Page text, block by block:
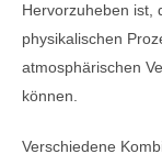
Hervorzuheben ist,
physikalischen
atmosphärischen
können.
Verschiedene